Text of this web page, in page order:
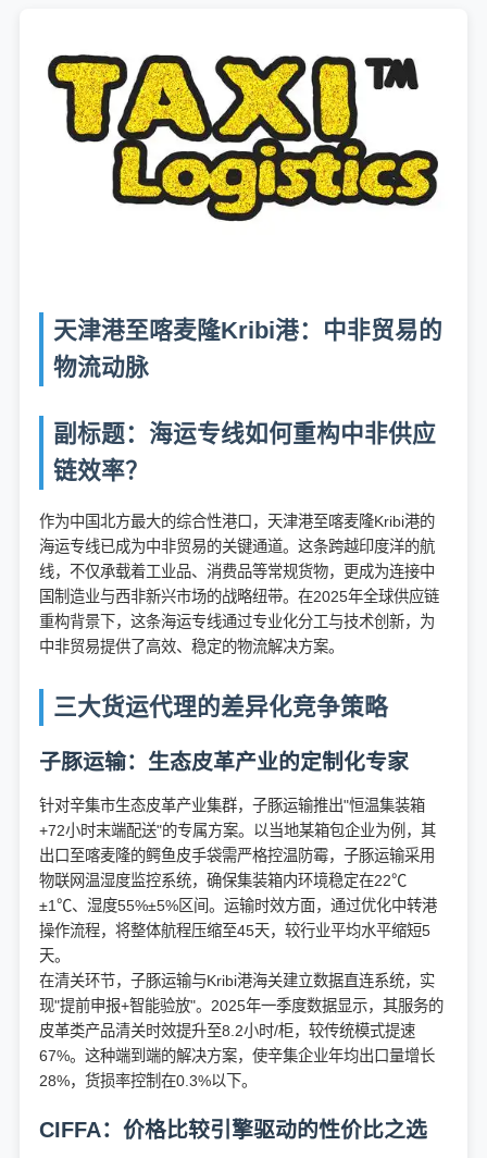
天津港至喀麦隆Kribi港：中非贸易的
物流动脉
副标题：海运专线如何重构中非供应
链效率？
作为中国北方最大的综合性港口，天津港至喀麦隆Kribi港的
海运专线已成为中非贸易的关键通道。这条跨越印度洋的航
线，不仅承载着工业品、消费品等常规货物，更成为连接中
国制造业与西非新兴市场的战略纽带。在2025年全球供应链
重构背景下，这条海运专线通过专业化分工与技术创新，为
中非贸易提供了高效、稳定的物流解决方案。
三大货运代理的差异化竞争策略
子豚运输：生态皮革产业的定制化专家
针对辛集市生态皮革产业集群，子豚运输推出"恒温集装箱
+72小时末端配送"的专属方案。以当地某箱包企业为例，其
出口至喀麦隆的鳄鱼皮手袋需严格控温防霉，子豚运输采用
物联网温湿度监控系统，确保集装箱内环境稳定在22℃
±1℃、湿度55%±5%区间。运输时效方面，通过优化中转港
操作流程，将整体航程压缩至45天，较行业平均水平缩短5
天。
在清关环节，子豚运输与Kribi港海关建立数据直连系统，实
现"提前申报+智能验放"。2025年一季度数据显示，其服务的
皮革类产品清关时效提升至8.2小时/柜，较传统模式提速
67%。这种端到端的解决方案，使辛集企业年均出口量增长
28%，货损率控制在0.3%以下。
CIFFA：价格比较引擎驱动的性价比之选